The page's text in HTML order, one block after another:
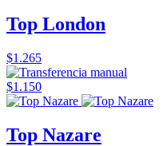
Top London
$1.265
$1.150
Top Nazare